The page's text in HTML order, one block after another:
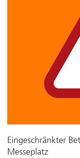
Eingeschränkter
Messeplatz